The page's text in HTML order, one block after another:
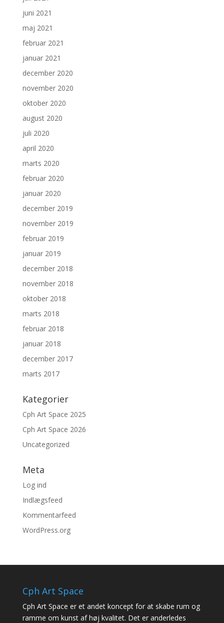
juni 2021
maj 2021
februar 2021
januar 2021
december 2020
november 2020
oktober 2020
august 2020
juli 2020
april 2020
marts 2020
februar 2020
januar 2020
december 2019
november 2019
februar 2019
januar 2019
december 2018
november 2018
oktober 2018
marts 2018
februar 2018
januar 2018
december 2017
marts 2017
Kategorier
Cph Art Space 2025
Cph Art Space 2026
Uncategorized
Meta
Log ind
Indlægsfeed
Kommentarfeed
WordPress.org
Cph Art Space
Cph Art Space er et andet koncept for at skabe rum og
ramme om kunst af høj kvalitet. Det er anderledes